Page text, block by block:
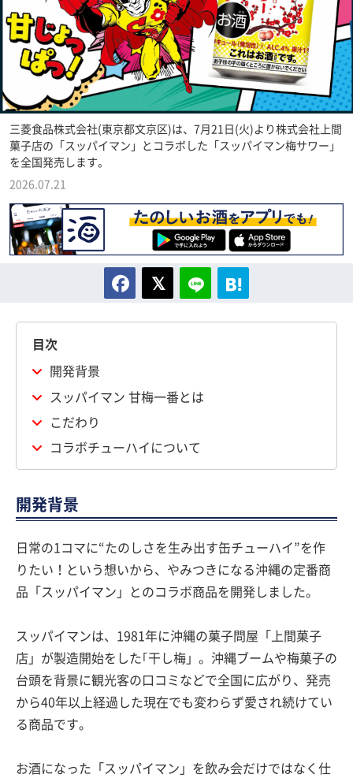
三菱食品株式会社(東京都文京区)は、7月21日(火)より株式会社上間
菓子店の「スッパイマン」とコラボした「スッパイマン梅サワー」
を全国発売します。
2026.07.21
目次
開発背景
スッパイマン 甘梅一番とは
こだわり
コラボチューハイについて
開発背景
日常の1コマに“たのしさを生み出す缶チューハイ”を作
りたい！という想いから、やみつきになる沖縄の定番商
品「スッパイマン」とのコラボ商品を開発しました。
スッパイマンは、1981年に沖縄の菓子問屋「上間菓子
店」が製造開始をした｢干し梅」。沖縄ブームや梅菓子の
台頭を背景に観光客の口コミなどで全国に広がり、発売
から40年以上経過した現在でも変わらず愛され続けてい
る商品です。
お酒になった「スッパイマン」を飲み会だけではなく仕